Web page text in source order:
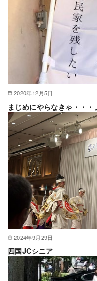
2020年12月5日
まじめにやらなきゃ・・・。
2024年9月29日
四国JCシニア